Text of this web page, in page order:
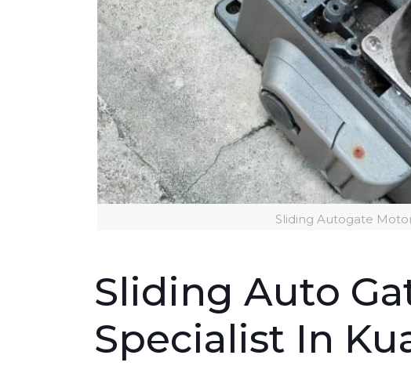
Sliding Autogate
Sliding Auto
Specialist In